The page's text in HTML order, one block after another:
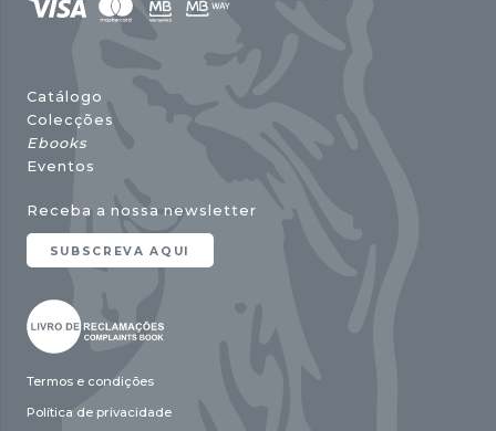
Catálogo
Colecções
Ebooks
Eventos
Receba a nossa newsletter
SUBSCREVA AQUI
Termos e condições
Política de privacidade